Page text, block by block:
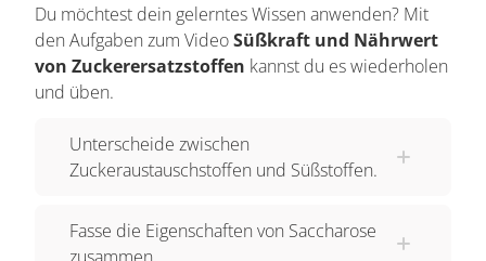
befinden sich daher oft Zuckerersatzstoffe.
Aber auch Übergewicht und daraus entstehende
Krankheiten, werden durch den erhöhten Konsum
von Saccharose verursacht. Das Übergewicht
wird hier durch den sehr hohen Energiegehalt
Aber auch zuckerkranke Menschen, also
Du möchtest dein gelerntes Wissen anwenden? Mit
den Aufgaben zum VideoSüßkraft und Nährwert
von Zuckerersatzstoffen kannst du es wiederholen
und üben.
Unterscheide zwischen
Zuckeraustauschstoffen und Süßstoffen.
Fasse die Eigenschaften von Saccharose